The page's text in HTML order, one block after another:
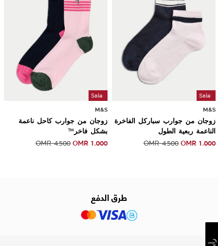
Sale
M&S
زوجان من جوارب سباركل الفاخرة
الناعمة ربعية الطول
OMR 1.000
OMR4.500
Sale
M&S
زوجان من جوارب كاحل ناعمة
بشكل فاخر™
OMR 1.000
OMR4.500
طرق الدفع